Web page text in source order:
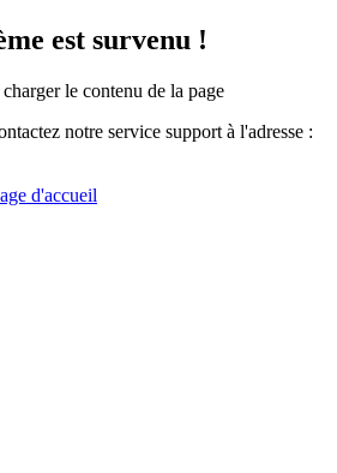
est survenu !
le contenu de la page
notre service support à l'adresse :
d'accueil